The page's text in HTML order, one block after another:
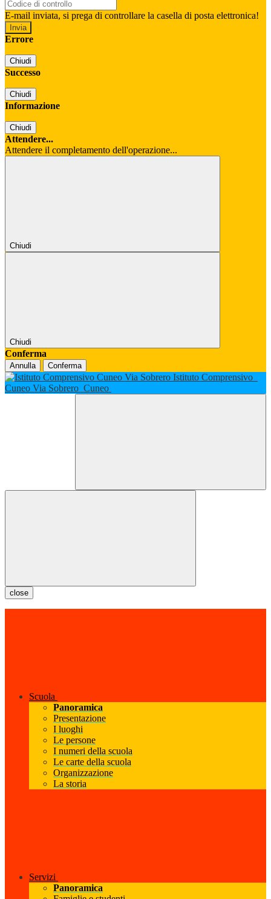
E-mail inviata, si prega di controllare la casella di posta elettronica!
Errore
Chiudi
Successo
Chiudi
Informazione
Chiudi
Attendere...
Attendere il completamento dell'operazione...
Chiudi
Chiudi
Conferma
Annulla Conferma
Istituto Comprensivo
Cuneo Via Sobrero Cuneo
close
Scuola
Panoramica
Presentazione
I luoghi
Le persone
I numeri della scuola
Le carte della scuola
Organizzazione
La storia
Servizi
Panoramica